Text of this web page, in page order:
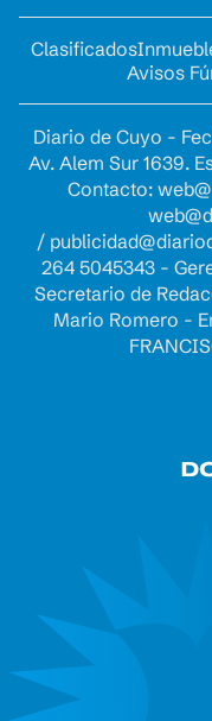
Clasificados
Avisos
Diario de Cuyo -
Av. Alem Sur 1639.
Contacto:
/
264 5045343 -
Secretario de
Mario Romero -